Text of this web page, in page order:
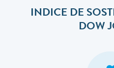
INDICE DE
DOW